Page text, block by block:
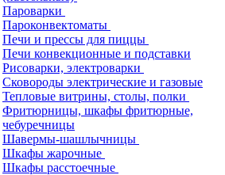
Пароварки
Пароконвектоматы
Печи и прессы для пиццы
Печи конвекционные и подставки
Рисоварки, электроварки
Сковороды электрические и газовые
Тепловые витрины, столы, полки
Фритюрницы, шкафы фритюрные,
чебуречницы
Шавермы-шашлычницы
Шкафы жарочные
Шкафы расстоечные